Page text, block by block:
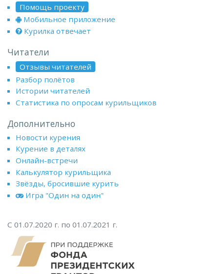
Помощь проекту
Мобильное приложение
Курилка отвечает
Читатели
Отзывы читателей
Разбор полётов
Истории читателей
Статистика по опросам курильщиков
Дополнительно
Новости курения
Курение в деталях
Онлайн-встречи
Калькулятор курильщика
Звёзды, бросившие курить
Игра "Один на один"
С 01.07.2020 г. по 01.07.2021 г.